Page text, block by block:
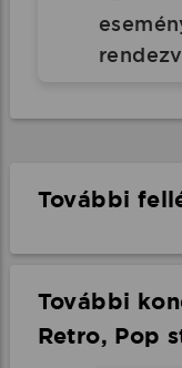
További
További
Retro, Pop